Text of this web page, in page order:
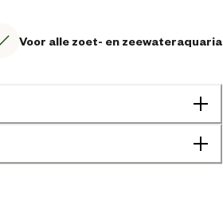
Voor alle zoet- en zeewateraquaria